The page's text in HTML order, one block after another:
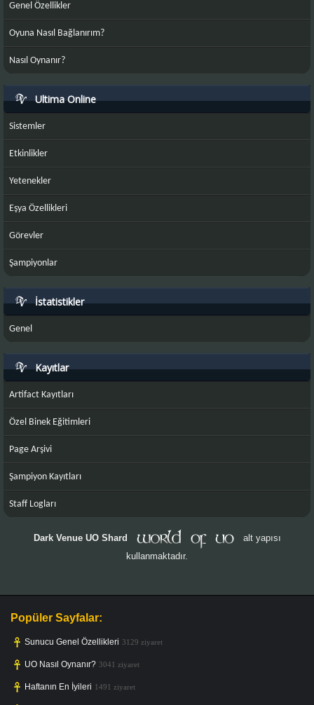
Genel Özellikler
Oyuna Nasıl Bağlanırım?
Nasıl Oynanır?
Ultima Online
Sistemler
Etkinlikler
Yetenekler
Eşya Özellikleri
Görevler
Şampiyonlar
İstatistikler
Genel
Kayıtlar
Artifact Kayıtları
Özel Binek Eğitimleri
Page Arşivi
Şampiyon Kayıtları
Staff Logları
Dark Venue UO Shard
alt yapısı
kullanmaktadır.
Popüler Sayfalar:
Sunucu Genel Özellikleri 3129 ziyaret
UO Nasıl Oynanır? 3041 ziyaret
Haftanın En İyileri 1491 ziyaret